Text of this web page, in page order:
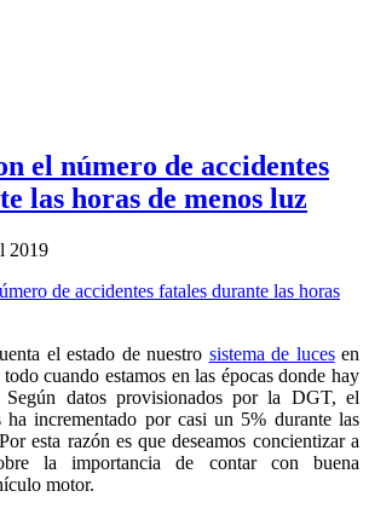
el número de accidentes
las horas de menos luz
2019
el estado de nuestro sistema de lucesen
cuando estamos en las épocas donde hay
datos provisionados por la DGT, el
ha incrementado por casi un 5% durante las
esta razón es que deseamos concientizar a
la importancia de contar con buena
motor.